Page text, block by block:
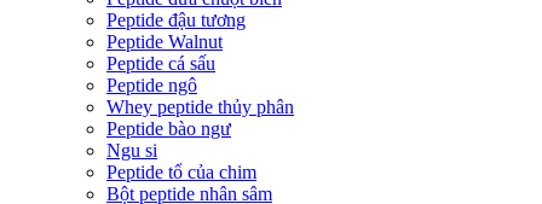
Peptide đậu tương
Peptide Walnut
Peptide cá sấu
Peptide ngô
Whey peptide thủy phân
Peptide bào ngư
Ngu si
Peptide tổ của chim
Bột peptide nhân sâm